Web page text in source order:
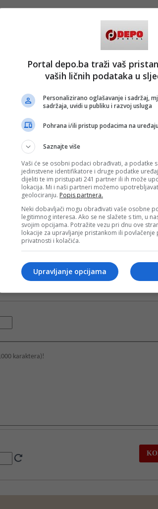
obriše neprimjereni dio ili cijeli komentar bez najave i
portala Depo.ba!
Portal depo.ba traži vaš
vaših ličnih podataka u
Personalizirano oglašavanje i sadržaj,
sadržaja, uvidi u publiku i razvoj usluga
Pohrana i/ili pristup podacima na uređaju
Saznajte više
Vaši će se osobni podaci obrađivati, a podatke
jedinstvene identifikatore i druge podatke
dijeliti te im pristupati 241 partner ili ih može
lokacija. Mi i naši partneri možemo
geolociranju. Popis partnera.
Neki dobavljači mogu obrađivati vaše osobne
legitimnog interesa. Ako se ne slažete s tim, u
svojim opcijama. Potražite vezu pri dnu ove
lokacije za upravljanje pristankom ili povlačenje
privatnosti i kolačića.
Upravljanje opcijama